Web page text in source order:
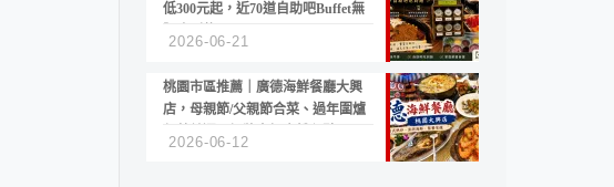
低300元起，近70道自助吧Buffet無
2026-06-21
桃園市區推薦｜廣德海鮮餐廳大興
店，母親節/父親節合菜、過年圍爐
2026-06-12